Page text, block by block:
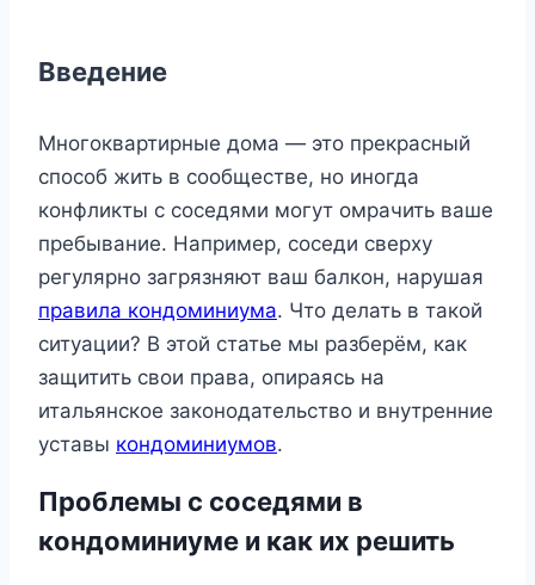
Введение
Многоквартирные дома — это прекрасный
способ жить в сообществе, но иногда
конфликты с соседями могут омрачить ваше
пребывание. Например, соседи сверху
регулярно загрязняют ваш балкон, нарушая
правила кондоминиума. Что делать в такой
ситуации? В этой статье мы разберём, как
защитить свои права, опираясь на
итальянское законодательство и внутренние
уставы кондоминиумов.
Проблемы с соседями в
кондоминиуме и как их решить